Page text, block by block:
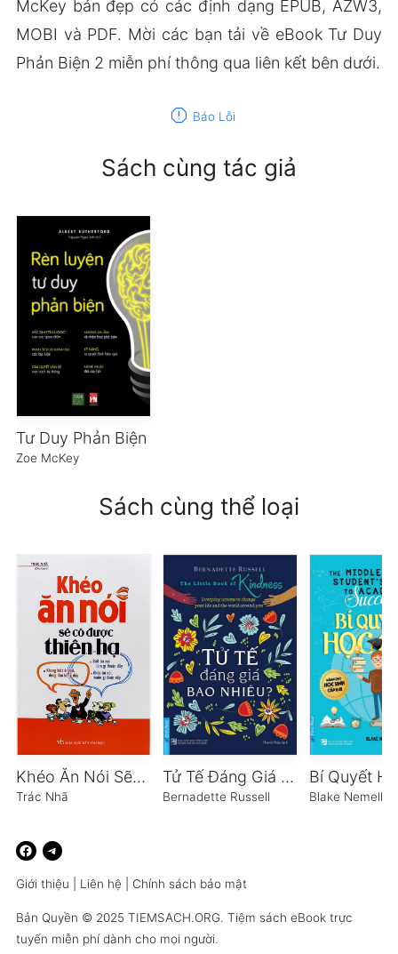
McKey bản đẹp có các định dạng EPUB, AZW3,
MOBI và PDF. Mời các bạn tải về eBook Tư Duy
Phản Biện 2 miễn phí thông qua liên kết bên dưới.
report Báo Lỗi
Sách cùng tác giả
Tư Duy Phản Biện
Zoe McKey
Sách cùng thể loại
Khéo Ăn Nói Sẽ Có Được Thiên Hạ
Trác Nhã
Tử Tế Đáng Giá Bao Nhiêu?
Bernadette Russell
Bí Quyết
Blake Nemelka
Giới thiệu Liên hệ Chính sách bảo mật
Bản Quyền © 2025 TIEMSACH.ORG. Tiệm sách eBook trực
tuyến miễn phí dành cho mọi người.